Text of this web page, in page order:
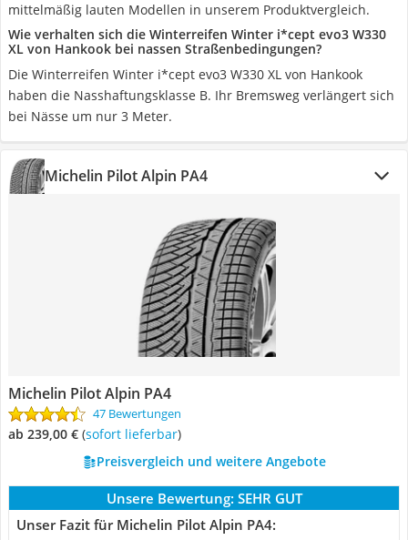
mittelmäßig lauten Modellen in unserem Produktvergleich.
Wie verhalten sich die Winterreifen Winter i*cept evo3 W330
XL von Hankook bei nassen Straßenbedingungen?
Die Winterreifen Winter i*cept evo3 W330 XL von Hankook
haben die Nasshaftungsklasse B. Ihr Bremsweg verlängert sich
bei Nässe um nur 3 Meter.
Michelin Pilot Alpin PA4
Michelin Pilot Alpin PA4
47 Bewertungen
ab 239,00 € ( Sofort lieferbar)
Preisvergleich und weitere Angebote
Unsere Bewertung: SEHR GUT
Unser Fazit für Michelin Pilot Alpin PA4: